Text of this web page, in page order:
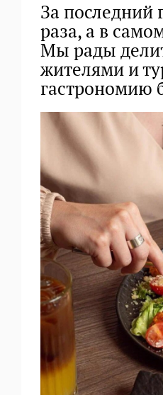
За последний
раза, а в
Мы рады
жителями и
гастрономию